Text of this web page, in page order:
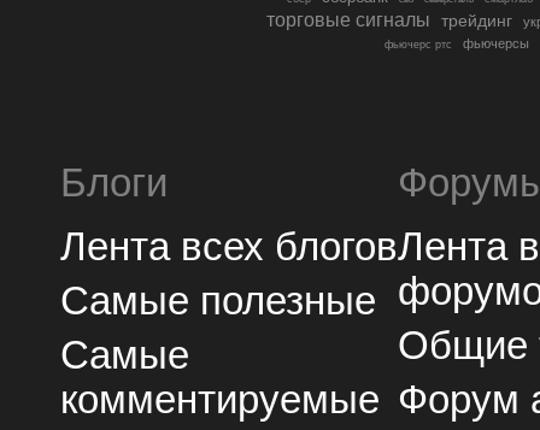
торговые сигналы трейдинг
фьючерс ртс фьючерсы
Блоги
Лента всех блогов
Самые полезные
Самые
комментируемые
Лента
Общие
Форум